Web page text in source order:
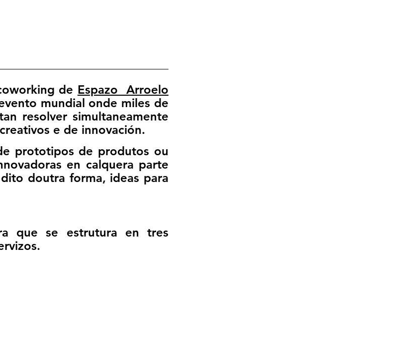
de Espazo  Arroelo
mundial onde miles de
resolver simultaneamente
e de innovación.
prototipos de produtos ou
en calquera parte
doutra forma, ideas para
que se estrutura en tres